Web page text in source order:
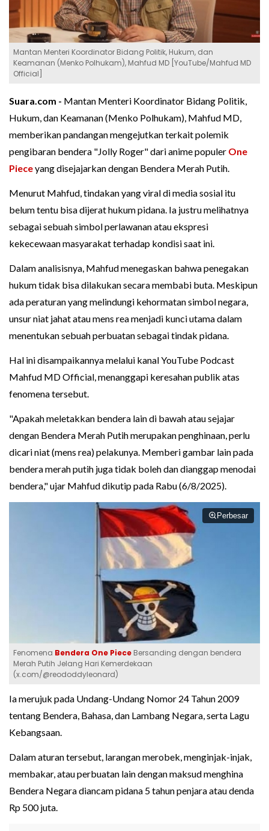
Mantan Menteri Koordinator Bidang Politik, Hukum, dan
Keamanan (Menko Polhukam), Mahfud MD [YouTube/Mahfud MD
Official]
Suara.com - Mantan Menteri Koordinator Bidang Politik,
Hukum, dan Keamanan (Menko Polhukam), Mahfud MD,
memberikan pandangan mengejutkan terkait polemik
pengibaran bendera "Jolly Roger" dari anime populer One
Pieceyang disejajarkan dengan Bendera Merah Putih.
Menurut Mahfud, tindakan yang viral di media sosial itu
belum tentu bisa dijerat hukum pidana. Ia justru melihatnya
sebagai sebuah simbol perlawanan atau ekspresi
kekecewaan masyarakat terhadap kondisi saat ini.
Dalam analisisnya, Mahfud menegaskan bahwa penegakan
hukum tidak bisa dilakukan secara membabi buta. Meskipun
ada peraturan yang melindungi kehormatan simbol negara,
unsur niat jahat atau mens rea menjadi kunci utama dalam
menentukan sebuah perbuatan sebagai tindak pidana.
Hal ini disampaikannya melalui kanal YouTube Podcast
Mahfud MD Official, menanggapi keresahan publik atas
fenomena tersebut.
"Apakah meletakkan bendera lain di bawah atau sejajar
dengan Bendera Merah Putih merupakan penghinaan, perlu
dicari niat (mens rea) pelakunya. Memberi gambar lain pada
bendera merah putih juga tidak boleh dan dianggap menodai
bendera," ujar Mahfud dikutip pada Rabu (6/8/2025).
Perbesar
Fenomena Bendera One Piece Bersanding dengan bendera
Merah Putih Jelang Hari Kemerdekaan
(x.com/@reododdyleonard)
Ia merujuk pada Undang-Undang Nomor 24 Tahun 2009
tentang Bendera, Bahasa, dan Lambang Negara, serta Lagu
Kebangsaan.
Dalam aturan tersebut, larangan merobek, menginjak-injak,
membakar, atau perbuatan lain dengan maksud menghina
Bendera Negara diancam pidana 5 tahun penjara atau denda
Rp 500 juta.